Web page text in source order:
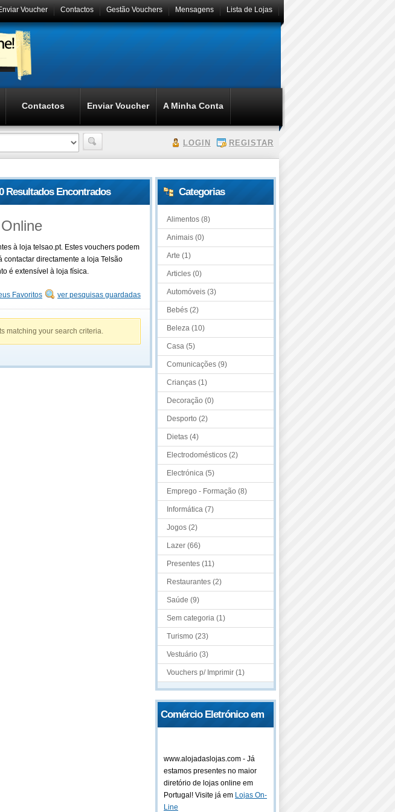
Lista de Lojas
Mensagens
Gestão Vouchers
Contactos
Voucher
Contactos Enviar Voucher A Minha Conta
LOGIN REGISTAR
Resultados Encontrados
à loja telsao.pt. Estes vouchers podem
directamente a loja Telsão
é extensível à loja física.
ver pesquisas guardadas
Favoritos
matching your search criteria.
Categorias
Alimentos (8)
Animais (0)
Arte (1)
Articles (0)
Automóveis (3)
Bebés (2)
Beleza (10)
Casa (5)
Comunicações (9)
Crianças (1)
Decoração (0)
Desporto (2)
Dietas (4)
Electrodomésticos (2)
Electrónica (5)
Emprego - Formação (8)
Informática (7)
Jogos (2)
Lazer (66)
Presentes (11)
Restaurantes (2)
Saúde (9)
Sem categoria (1)
Turismo (23)
Vestuário (3)
Vouchers p/ Imprimir (1)
Comércio Eletrónico em
www.alojadaslojas.com - Já
estamos presentes no maior
diretório de lojas online em
Portugal! Visite já em Lojas On-
Line